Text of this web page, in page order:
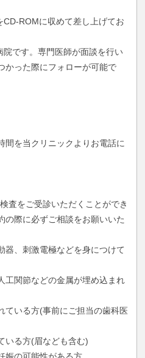
ROMに収めて差し上げてお
です。専門医師が面談を行い
かった際にフォローが可能で
を当クリニックよりお電話に
査をご受診いただくことができ
の際に必ずご相談をお願いいた
器、刺激電極などを身につけて
工関節などの金属が埋め込まれ
ている方(事前にご担当の歯科医
いる方(眉なども含む)